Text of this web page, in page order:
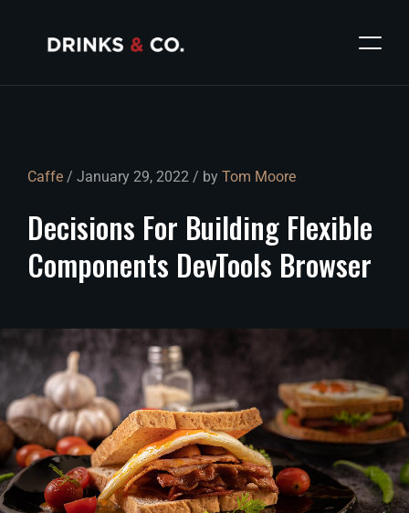
Caffe / January 29, 2022 / by Tom Moore
Decisions For Building Flexible
Components DevTools Browser